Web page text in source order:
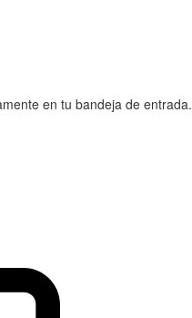
en tu bandeja de entrada.